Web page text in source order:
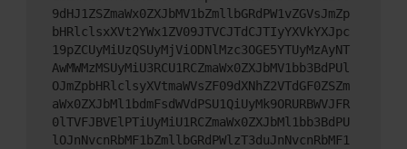
9dHJ1ZSZmaWx0ZXJbMV1bZmllbGRdPW1vZGVsJmZp
bHRlclsxXVt2YWx1ZV09JTVCJTdCJTIyYXVkYXJpc
19pZCUyMiUzQSUyMjViODNlMzc3OGE5YTUyMzAyNT
AwMWMzMSUyMiU3RCU1RCZmaWx0ZXJbMV1bb3BdPUl
OJmZpbHRlclsyXVtmaWVsZF09dXNhZ2VTdGF0ZSZm
aWx0ZXJbMl1bdmFsdWVdPSU1QiUyMk9ORURBWVJFR
0lTVFJBVElPTiUyMiU1RCZmaWx0ZXJbMl1bb3BdPU
lOJnNvcnRbMF1bZmllbGRdPWlzT3duJnNvcnRbMF1